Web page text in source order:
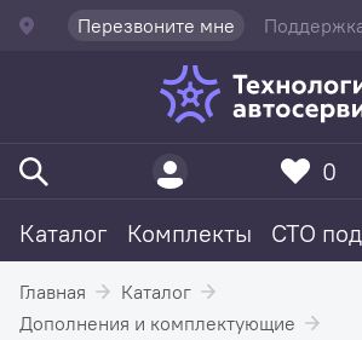
Перезвоните мне
Каталог Комплекты СТО
0
Главная
Каталог
Дополнения и комплектующие